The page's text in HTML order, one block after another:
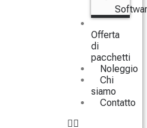
Offerta
di
pacchetti
Noleggio
Chi
siamo
Contatto